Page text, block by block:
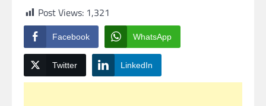
Post Views: 1,321
Facebook WhatsApp
Twitter LinkedIn